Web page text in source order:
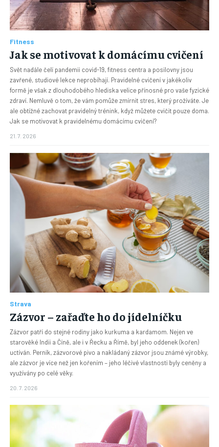
Fitness
Jak se motivovat k domácímu cvičení
Svět nadále čelí pandemii covid-19, fitness centra a posilovny jsou
zavřené, studiové lekce neprobíhají. Pravidelné cvičení v jakékoliv
formě je však z dlouhodobého hlediska velice přínosné pro vaše fyzické
zdraví. Nemluvě o tom, že vám pomůže zmírnit stres, který prožíváte. Je
ale obtížné zachovat pravidelný trénink, když můžete cvičit pouze doma.
Jak se motivovat k pravidelnému domácímu cvičení?
21. 7. 2026
Strava
Zázvor – zařaďte ho do jídelníčku
Zázvor patří do stejné rodiny jako kurkuma a kardamom. Nejen ve
starověké Indii a Číně, ale i v Řecku a Římě, byl jeho oddenek (kořen)
uctíván. Perník, zázvorové pivo a nakládaný zázvor jsou známé výrobky,
ale zázvor je více než jen kořením – jeho léčivé vlastnosti byly ceněny a
využívány po celé věky.
20. 7. 2026